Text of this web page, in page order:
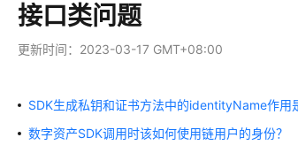
接口类问题
更新时间： 2023-03-17 GMT+08:00
SDK生成私钥和证书方法中的identityName作用
数字资产SDK调用时该如何使用链用户的身份？